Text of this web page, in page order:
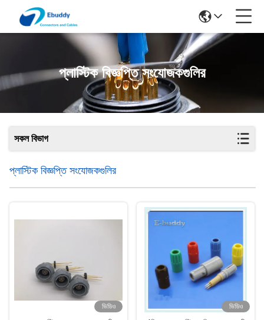
প্লাস্টিক বিজ্ঞপ্তি সংযোজকগুলির
সকল বিভাগ
প্লাস্টিক বিজ্ঞপ্তি সংযোজকগুলির
ভিডিও
ভিডিও